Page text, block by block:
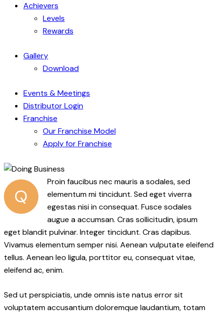
Achievers
Levels
Rewards
Gallery
Download
Events & Meetings
Distributor Login
Franchise
Our Franchise Model
Apply for Franchise
Q
Proin faucibus nec mauris a sodales, sed
elementum mi tincidunt. Sed eget viverra
egestas nisi in consequat. Fusce sodales
augue a accumsan. Cras sollicitudin, ipsum
eget blandit pulvinar. Integer tincidunt. Cras dapibus.
Vivamus elementum semper nisi. Aenean vulputate eleifend
tellus. Aenean leo ligula, porttitor eu, consequat vitae,
eleifend ac, enim.
Sed ut perspiciatis, unde omnis iste natus error sit
voluptatem accusantium doloremque laudantium, totam